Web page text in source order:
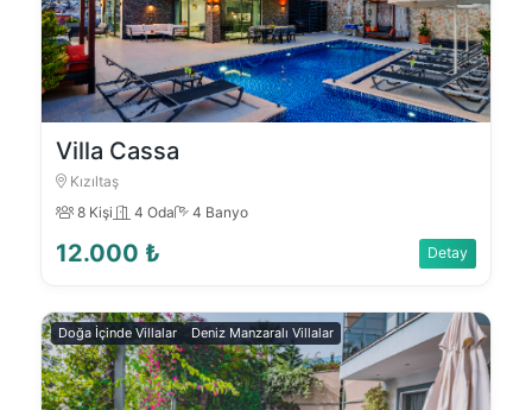
Villa Cassa
Kızıltaş
8 Kişi
4 Oda 4 Banyo
12.000 ₺ Detay
Doğa İçinde Villalar Deniz Manzaralı Villalar